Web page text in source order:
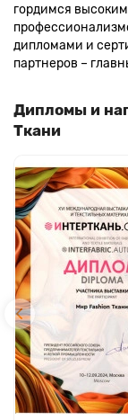
гордимся
дипломами и
партнеров –
Дипломы и
Ткани